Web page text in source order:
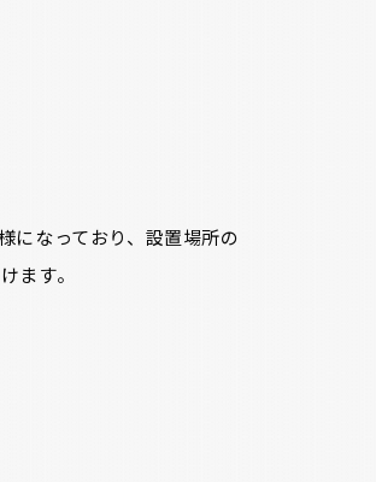
になっており、設置場所の
ます。